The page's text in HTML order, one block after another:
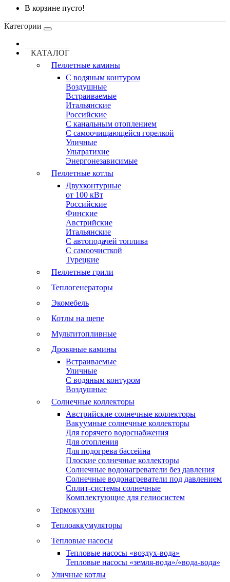
В корзине пусто!
Категории
КАТАЛОГ
Пеллетные камины
C водяным контуром
Воздушные
Встраиваемые
Итальянские
Российские
С канальным отоплением
С самоочищающейся горелкой
Уличные
Ультратихие
Энергонезависимые
Пеллетные котлы
Двухконтурные
от 100 кВт
Российские
Финские
Австрийские
Итальянские
С автоподачей топлива
С самоочисткой
Турецкие
Пеллетные грили
Теплогенераторы
Экомебель
Котлы на щепе
Мультитопливные
Дровяные камины
Встраиваемые
Уличные
С водяным контуром
Воздушные
Солнечные коллекторы
Австрийские солнечные коллекторы
Вакуумные солнечные коллекторы
Для горячего водоснабжения
Для отопления
Для подогрева бассейна
Плоские солнечные коллекторы
Солнечные водонагреватели без давления
Солнечные водонагреватели под давлением
Сплит-системы солнечные
Комплектующие для гелиосистем
Термокухни
Теплоаккумуляторы
Тепловые насосы
Тепловые насосы «воздух-вода»
Тепловые насосы «земля-вода»/«вода-вода»
Уличные котлы